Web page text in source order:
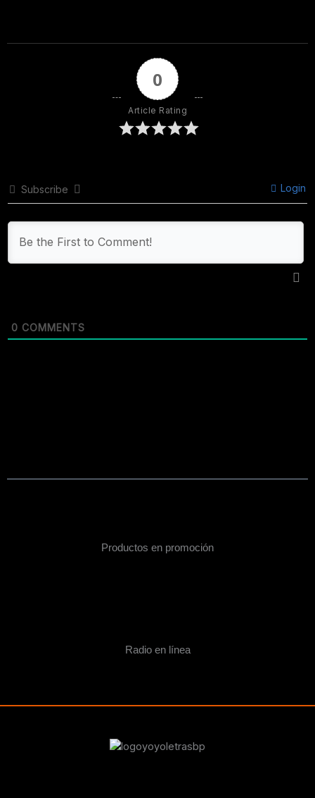
0
Article Rating
Subscribe Login
0 COMMENTS
Productos en promoción
Radio en línea